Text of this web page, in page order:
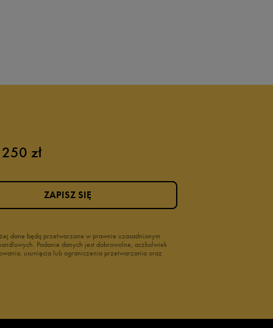
zł
dane będą przetwarzane w prawnie uzasadnionym
Podanie danych jest dobrowolne, aczkolwiek
usunięcia lub ograniczenia przetwarzania oraz
ZAPISZ SIĘ